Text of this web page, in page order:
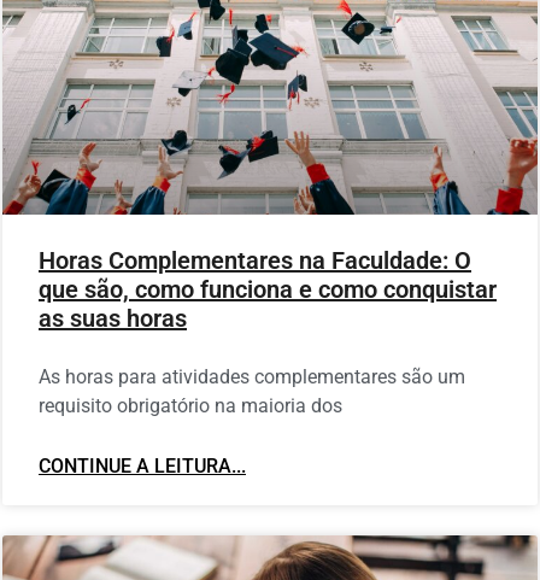
Horas Complementares na Faculdade: O
que são, como funciona e como conquistar
as suas horas
As horas para atividades complementares são um
requisito obrigatório na maioria dos
CONTINUE A LEITURA...